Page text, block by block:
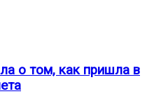
о том, как пришла в